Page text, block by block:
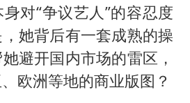
对“争议艺人”的容忍度
她背后有一套成熟的操
避开国内市场的雷区，
欧洲等地的商业版图？